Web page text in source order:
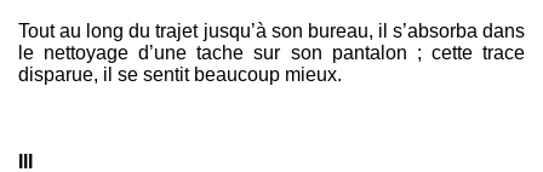
Tout au long du trajet jusqu’à son bureau, il s’absorba dans
le nettoyage d’une tache sur son pantalon ; cette trace
disparue, il se sentit beaucoup mieux.